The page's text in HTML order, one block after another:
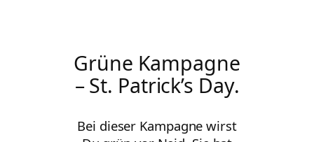
Grüne Kampagne
– St. Patrick’s Day.
Bei dieser Kampagne wirst